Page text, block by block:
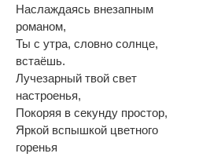
Наслаждаясь внезапным
романом,
Ты с утра, словно солнце,
встаёшь.
Лучезарный твой свет
настроенья,
Покоряя в секунду простор,
Яркой вспышкой цветного
горенья